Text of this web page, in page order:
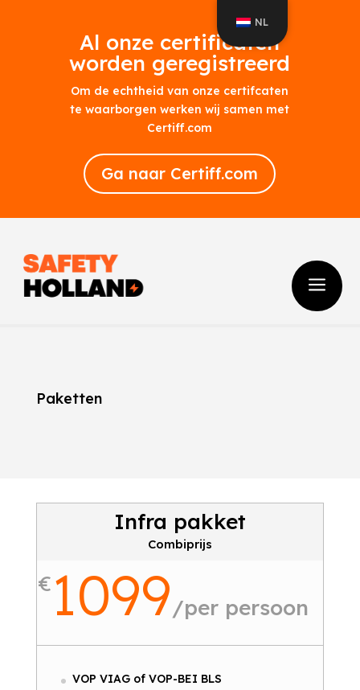
Al onze certificaten
worden geregistreerd
Om de echtheid van onze certifcaten
te waarborgen werken wij samen met
Certiff.com
Ga naar Certiff.com
a
Paketten
Infra pakket
Combiprijs
€1099/per persoon
VOP VIAG of VOP-BEI BLS
NL